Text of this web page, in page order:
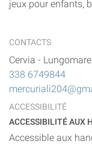
jeux pour enfants,
CONTACTS
Cervia -
338 6749844
ACCESSIBILITÉ
ACCESSIBILITÉ AUX
Accessible aux